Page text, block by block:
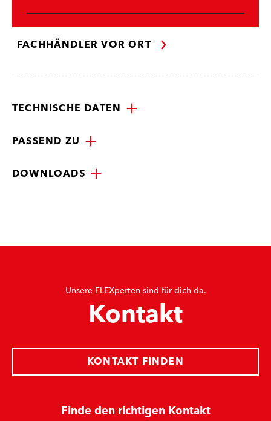
FACHHÄNDLER VOR ORT
TECHNISCHE DATEN
PASSEND ZU
DOWNLOADS
Unsere FLEXperten sind für dich da.
Kontakt
Finde den richtigen Kontakt
KONTAKT FINDEN